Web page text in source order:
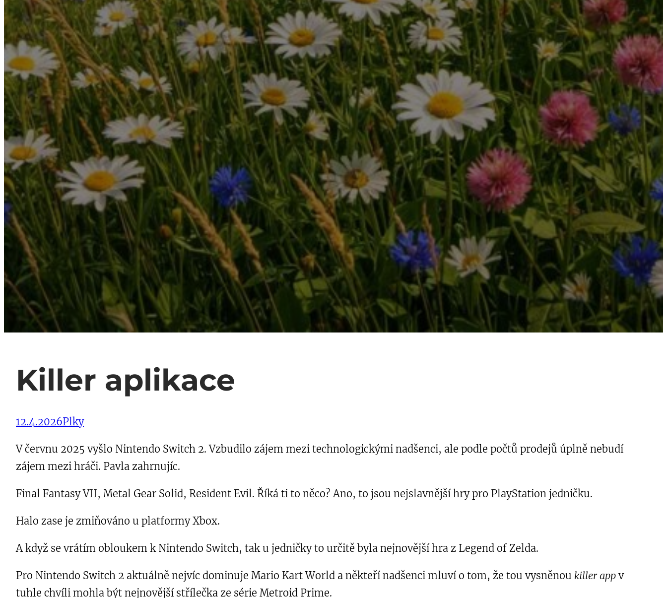
Killer aplikace
12.4.2026Plky
V červnu 2025 vyšlo Nintendo Switch 2. Vzbudilo zájem mezi technologickými nadšenci, ale podle počtů prodejů úplně nebudí
zájem mezi hráči. Pavla zahrnujíc.
Final Fantasy VII, Metal Gear Solid, Resident Evil. Říká ti to něco? Ano, to jsou nejslavnější hry pro PlayStation jedničku.
Halo zase je zmiňováno u platformy Xbox.
A když se vrátím obloukem k Nintendo Switch, tak u jedničky to určitě byla nejnovější hra z Legend of Zelda.
Pro Nintendo Switch 2 aktuálně nejvíc dominuje Mario Kart World a někteří nadšenci mluví o tom, že tou vysněnou killer app v
tuhle chvíli mohla být nejnovější střílečka ze série Metroid Prime.